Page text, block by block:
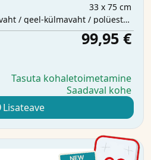
33 x 75 cm
Viskoelastiline vaht / geel-külmavaht / polüestervatt
99,95 €
Tasuta kohaletoimetamine
Saadaval kohe
Lisateave